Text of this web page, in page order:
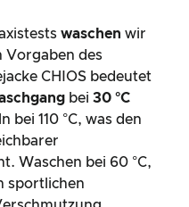
waschen wir
Vorgaben des
CHIOS bedeutet
bei 30 °C
bei 110 °C, was den
Waschen bei 60 °C,
sportlichen